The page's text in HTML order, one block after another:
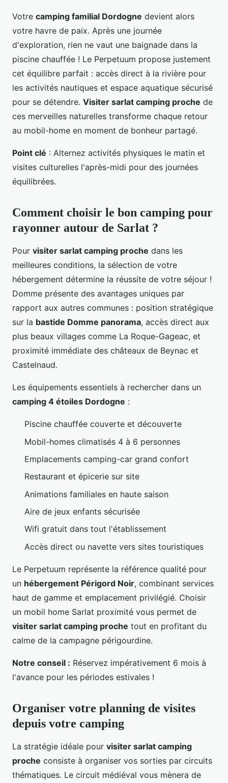
Votre camping familial Dordogne devient alors
votre havre de paix. Après une journée
d'exploration, rien ne vaut une baignade dans la
piscine chauffée ! Le Perpetuum propose justement
cet équilibre parfait : accès direct à la rivière pour
les activités nautiques et espace aquatique sécurisé
pour se détendre. Visiter sarlat camping proche de
ces merveilles naturelles transforme chaque retour
au mobil-home en moment de bonheur partagé.
Point clé : Alternez activités physiques le matin et
visites culturelles l'après-midi pour des journées
équilibrées.
Comment choisir le bon camping pour
rayonner autour de Sarlat ?
Pour visiter sarlat camping proche dans les
meilleures conditions, la sélection de votre
hébergement détermine la réussite de votre séjour !
Domme présente des avantages uniques par
rapport aux autres communes : position stratégique
sur la bastide Domme panorama, accès direct aux
plus beaux villages comme La Roque-Gageac, et
proximité immédiate des châteaux de Beynac et
Castelnaud.
Les équipements essentiels à rechercher dans un
camping 4 étoiles Dordogne :
Piscine chauffée couverte et découverte
Mobil-homes climatisés 4 à 6 personnes
Emplacements camping-car grand confort
Restaurant et épicerie sur site
Animations familiales en haute saison
Aire de jeux enfants sécurisée
Wifi gratuit dans tout l'établissement
Accès direct ou navette vers sites touristiques
Le Perpetuum représente la référence qualité pour
un hébergement Périgord Noir, combinant services
haut de gamme et emplacement privilégié. Choisir
un mobil home Sarlat proximité vous permet de
visiter sarlat camping proche tout en profitant du
calme de la campagne périgourdine.
Notre conseil : Réservez impérativement 6 mois à
l'avance pour les périodes estivales !
Organiser votre planning de visites
depuis votre camping
La stratégie idéale pour visiter sarlat camping
proche consiste à organiser vos sorties par circuits
thématiques. Le circuit médiéval vous mènera de